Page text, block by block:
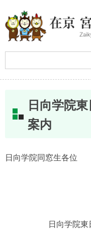
日向学院
案内
日向学院同窓生各位
日向学院